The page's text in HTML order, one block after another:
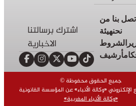
رياضة
بيئة
ثقافة
وفن
منوعات
اشترك برسالتنا
الاخبارية
اتصل بنا من
نحنهيئة
الشروط
أرشيف
© جميع الحقوق محفوظة
«وكالة الأنباء» عن المؤسسة القانونية
«وكالة الأنباء المغربية»